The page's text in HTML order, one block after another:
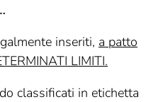
inseriti, a patto
LIMITI.
classificati in etichetta